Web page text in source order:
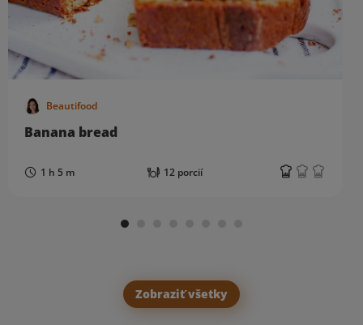
Beautifood
Banana bread
1 h 5 m 12 porcií
Zobraziť všetky